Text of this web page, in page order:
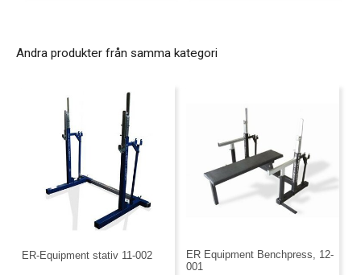
Andra produkter från samma kategori
ER-Equipment stativ 11-002
ER Equipment Benchpress, 12-
001